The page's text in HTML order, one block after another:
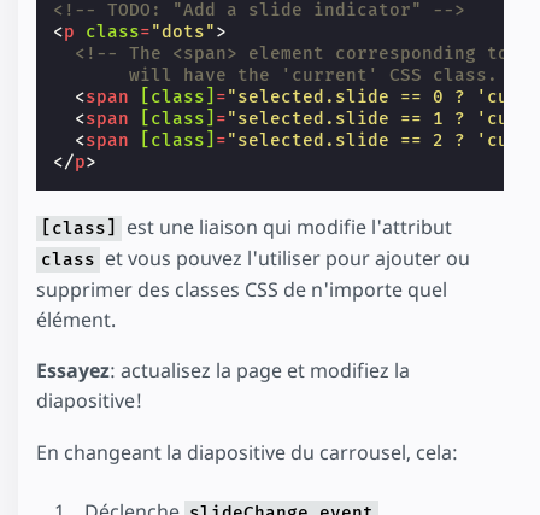
<!-- TODO: "Add a slide indicator" -->
<p class="dots">
<!-- The <span> element corresponding to
will have the 'current' CSS class. --
<span [class] ="selected.slide == 0 ?
<span [class] ="selected.slide == 1 ?
<span [class] ="selected.slide == 2 ?
</p>
[class] est une liaison qui modifie l'attribut
class et vous pouvez l'utiliser pour ajouter ou
supprimer des classes CSS de n'importe quel
élément.
Essayez: actualisez la page et modifiez la
diapositive!
En changeant la diapositive du carrousel, cela: